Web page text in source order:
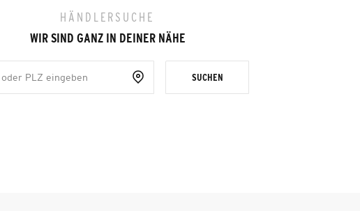
HÄNDLERSUCHE
WIR SIND GANZ IN DEINER NÄHE
SUCHEN